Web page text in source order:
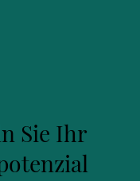
Sie Ihr